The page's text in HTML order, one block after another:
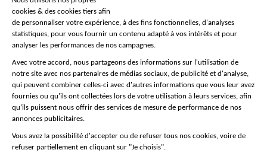
Préparation de la visite
On s'occupe de tout